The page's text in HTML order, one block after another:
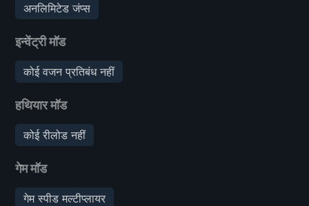
अनलिमिटेड जंप्स
इन्वेंट्री मॉड
कोई वजन प्रतिबंध नहीं
हथियार मॉड
कोई रीलोड नहीं
गेम मॉड
गेम स्पीड मल्टीप्लायर